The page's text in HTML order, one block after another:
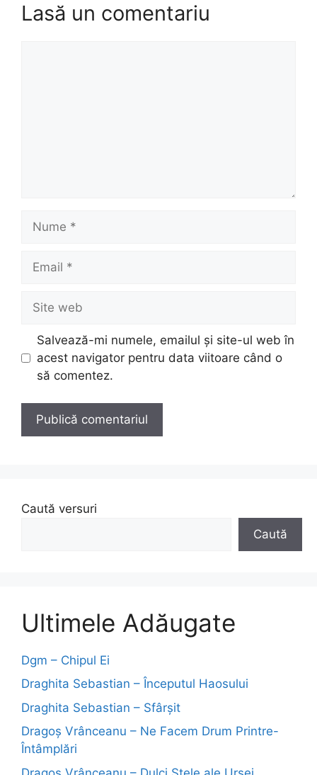
Lasă un comentariu
Nume
Email
Site
web
Salvează-mi numele, emailul și site-ul web în
acest navigator pentru data viitoare când o
să comentez.
Caută versuri
Caută
Ultimele Adăugate
Dgm – Chipul Ei
Draghita Sebastian – Începutul Haosului
Draghita Sebastian – Sfârșit
Dragoş Vrânceanu – Ne Facem Drum Printre-
Întâmplări